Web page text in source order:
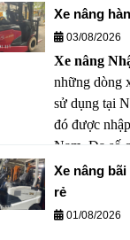
động cơ,
thủy lực và
tiêu chuẩn
Xe không bị
cấu, không
nguồn khác
qua "mông
Xe nâng
03/08/2026
Xe nâng
những dòng
sử dụng tại
đó được
Nam. Đa số
này đều
định kỳ theo
nghiêm ngặt
Xe nâng
rẻ
01/08/2026